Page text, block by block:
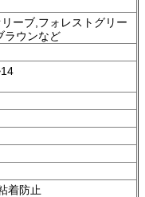
ーブ,フォレストグリー
ラウンなど
着防止